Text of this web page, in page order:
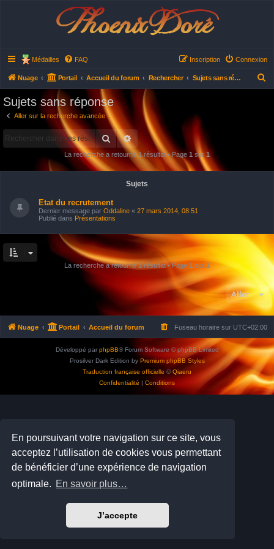
En poursuivant votre navigation sur ce site, vous
acceptez l’utilisation de cookies vous permettant
de bénéficier d’une expérience de navigation
optimale. En savoir plus…
J’accepte
Phoenix Doré
Médailles FAQ Connexion
Inscription
Nuage Portail Accueil du forum Rechercher Sujets sans réponse
Sujets sans réponse
Aller sur la recherche avancée
Rechercher
Recherche avancée
La recherche a retourné 1 résultat • Page1 sur1
Sujets
Etat du recrutement
Dernier message par Oddaline « 27 mars 2014, 08:51
Publié dans Présentations
La recherche a retourné 1 résultat • Page 1 sur 1
Aller
Nuage Portail Accueil du forum Fuseau horaire sur UTC+02:00
Développé par phpBB® Forum Software © phpBB Limited
Prosilver Dark Edition by Premium phpBB Styles
Traduction française officielle ©Qiaeru
Confidentialité | Conditions